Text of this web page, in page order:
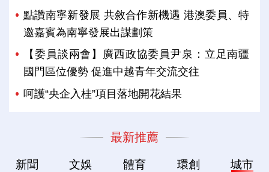
點讚南寧新發展 共敘合作新機遇 港澳委員、特
邀嘉賓為南寧發展出謀劃策
【委員談兩會】廣西政協委員尹泉：立足南疆
國門區位優勢 促進中越青年交流交往
呵護“央企入桂”項目落地開花結果
最新推薦
新聞 文娛 體育 環創 城市